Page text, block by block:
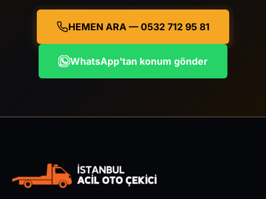
HEMEN ARA — 0532 712 95 81
WhatsApp'tan konum gönder